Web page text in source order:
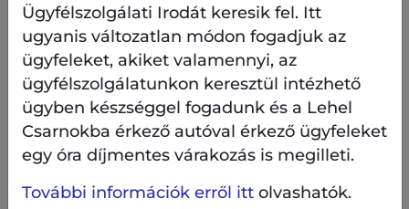
Ügyfélszolgálati Irodák valamelyikében történő
személyes leadása, vagy annak postán való
visszaküldése mellett a matrica hátralévő
hónapokkal időarányos várakozási díja visszajár az
ügyfélnek.
2. A benyújtott kérelem (igénylés) elutasítása,
visszavonása esetén a befizetett költségtérítés
Ügyfélszolgálati Irodát keresik fel. Itt
ugyanis változatlan módon fogadjuk az
ügyfeleket, akiket valamennyi, az
ügyfélszolgálatunkon keresztül intézhető
ügyben készséggel fogadunk és a Lehel
Csarnokba érkező autóval érkező ügyfeleket
egy óra díjmentes várakozás is megilleti.
További információk erről ittolvashatók.